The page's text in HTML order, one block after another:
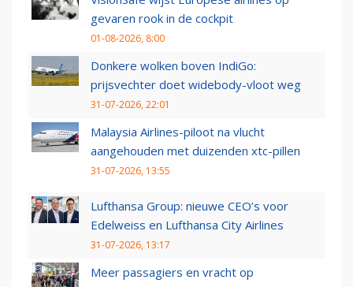
gevaren rook in de cockpit
01-08-2026, 8:00
Donkere wolken boven IndiGo:
prijsvechter doet widebody-vloot weg
31-07-2026, 22:01
Malaysia Airlines-piloot na vlucht
aangehouden met duizenden xtc-pillen
31-07-2026, 13:55
Lufthansa Group: nieuwe CEO’s voor
Edelweiss en Lufthansa City Airlines
31-07-2026, 13:17
Meer passagiers en vracht op